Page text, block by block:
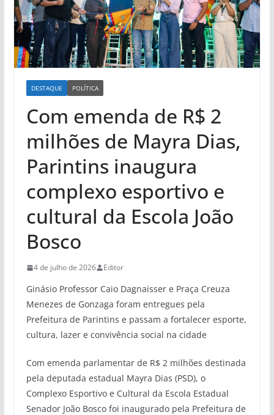
DESTAQUE POLÍTICA
Com emenda de R$ 2
milhões de Mayra Dias,
Parintins inaugura
complexo esportivo e
cultural da Escola João
Bosco
4 de julho de 2026 Editor
Ginásio Professor Caio Dagnaisser e Praça Creuza
Menezes de Gonzaga foram entregues pela
Prefeitura de Parintins e passam a fortalecer esporte,
cultura, lazer e convivência social na cidade
Com emenda parlamentar de R$ 2 milhões destinada
pela deputada estadual Mayra Dias (PSD), o
Complexo Esportivo e Cultural da Escola Estadual
Senador João Bosco foi inaugurado pela Prefeitura de